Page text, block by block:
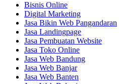
Bisnis Online
Digital Marketing
Jasa Bikin Web Pangandaran
Jasa Landingpage
Jasa Pembuatan Website
Jasa Toko Online
Jasa Web Bandung
Jasa Web Banjar
Jasa Web Banten